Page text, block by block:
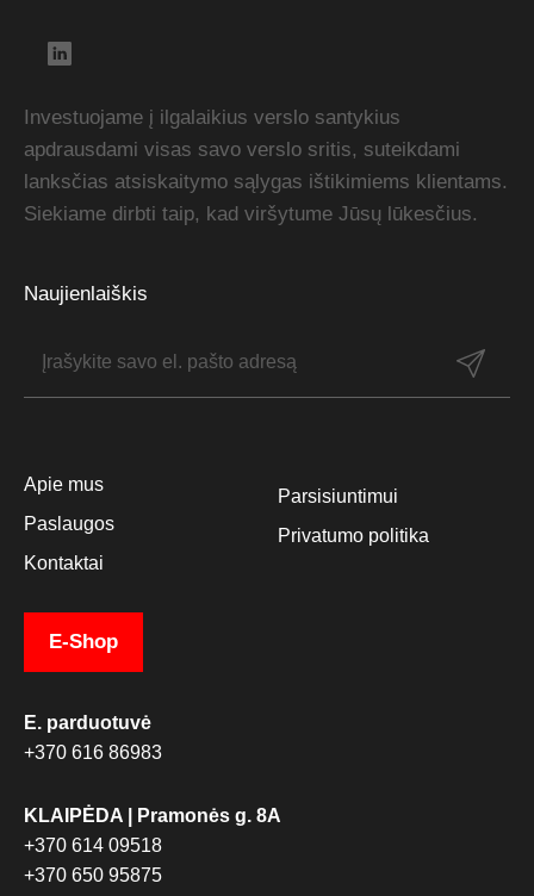
Investuojame į ilgalaikius verslo santykius
apdrausdami visas savo verslo sritis, suteikdami
lanksčias atsiskaitymo sąlygas ištikimiems klientams.
Siekiame dirbti taip, kad viršytume Jūsų lūkesčius.
Naujienlaiškis
Apie mus
Paslaugos
Kontaktai
Parsisiuntimui
Privatumo politika
E-Shop
E. parduotuvė
+370 616 86983
KLAIPĖDA | Pramonės g. 8A
+370 614 09518
+370 650 95875